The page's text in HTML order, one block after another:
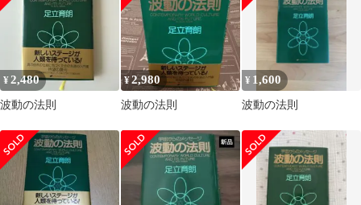
ネルギー研究所 / ナチ
ュラルスピリット
¥2,480
波動の法則
¥2,980
波動の法則
¥ 1,600
波動の法則